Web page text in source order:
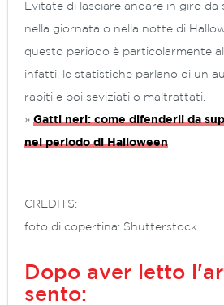
Evitate di lasciare andare in giro da
nella giornata o nella notte di
questo periodo è particolarmente
infatti, le statistiche parlano di un
rapiti e poi seviziati o maltrattati.
» Gatti neri: come difenderli da
nel periodo di Halloween
CREDITS:
foto di copertina: Shutterstock
Dopo aver letto
sento: